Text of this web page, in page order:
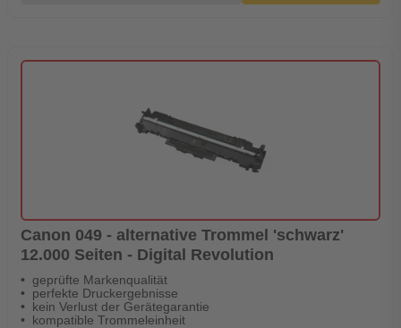
Canon 049 - alternative Trommel 'schwarz'
12.000 Seiten - Digital Revolution
geprüfte Markenqualität
perfekte Druckergebnisse
kein Verlust der Gerätegarantie
kompatible Trommeleinheit